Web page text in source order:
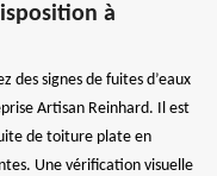
à
des signes de fuites d’eaux
Artisan Reinhard. Il est
de toiture plate en
Une vérification visuelle